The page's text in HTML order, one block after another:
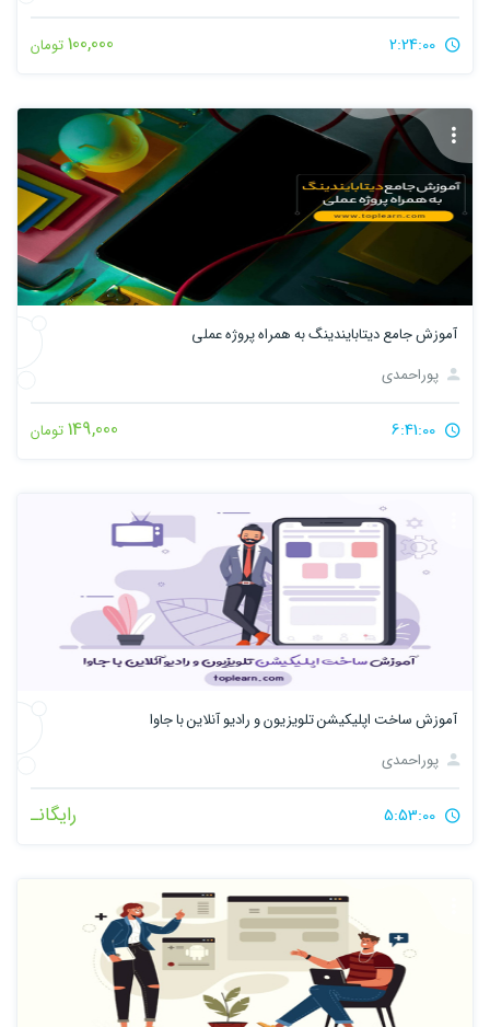
100,000تومان
آموزش جامع دیتابایندینگ به همراه پروژه عملی
پوراحمدی
149,000تومان
آموزش ساخت اپلیکیشن تلویزیون و رادیو آنلاین با جاوا
پوراحمدی
رایگانـ